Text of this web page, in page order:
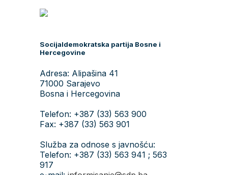
Socijaldemokratska partija Bosne i
Hercegovine
Adresa: Alipašina 41
71000 Sarajevo
Bosna i Hercegovina
Telefon: +387 (33) 563 900
Fax: +387 (33) 563 901
Služba za odnose s javnošću:
Telefon: +387 (33) 563 941 ; 563
917